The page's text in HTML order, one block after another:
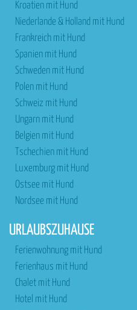
Kroatien mit Hund
Niederlande & Holland mit Hund
Frankreich mit Hund
Spanien mit Hund
Schweden mit Hund
Polen mit Hund
Schweiz mit Hund
Ungarn mit Hund
Belgien mit Hund
Tschechien mit Hund
Luxemburg mit Hund
Ostsee mit Hund
Nordsee mit Hund
URLAUBSZUHAUSE
Ferienwohnung mit Hund
Ferienhaus mit Hund
Chalet mit Hund
Hotel mit Hund